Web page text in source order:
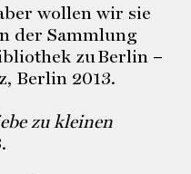
wollen wir sie
der Sammlung
zu Berlin –
Berlin 2013.
zu kleinen